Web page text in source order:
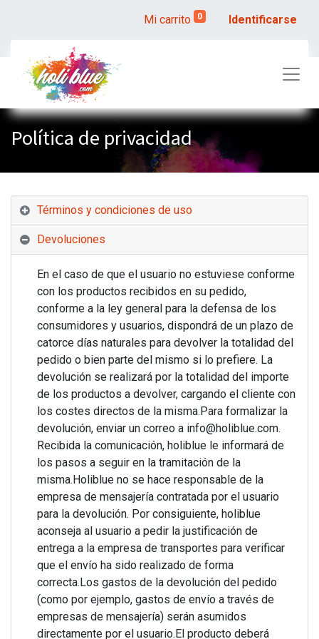
Mi carrito 0 Identificarse
Política de privacidad
Términos y condiciones de uso
Devoluciones
En el caso de que el usuario no estuviese conforme
con los productos recibidos en su pedido,
conforme a la ley general para la defensa de los
consumidores y usuarios, dispondrá de un plazo de
catorce días naturales para devolver la totalidad del
pedido o bien parte del mismo si lo prefiere. La
devolución se realizará por la totalidad del importe
de los productos a devolver, cargando el cliente con
los costes directos de la misma.Para formalizar la
devolución, enviar un correo a info@holiblue.com.
Recibida la comunicación, holiblue le informará de
los pasos a seguir en la tramitación de la
misma.Holiblue no se hace responsable de la
empresa de mensajería contratada por el usuario
para la devolución. Por consiguiente, holiblue
aconseja al usuario a pedir la justificación de
entrega a la empresa de transportes para verificar
que el envío ha sido realizado de forma
correcta.Los gastos de la devolución del pedido
(como por ejemplo, gastos de envío a través de
empresas de mensajería) serán asumidos
directamente por el usuario.El producto deberá